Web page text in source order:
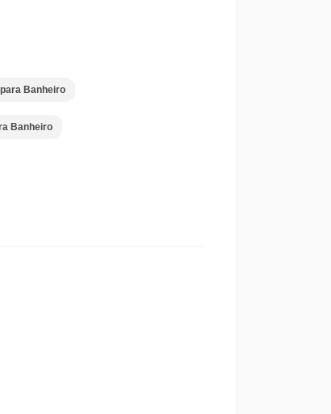
Banheiro
Banheiro